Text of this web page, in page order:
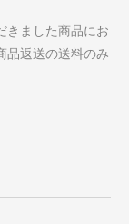
きました商品にお
品返送の送料のみ